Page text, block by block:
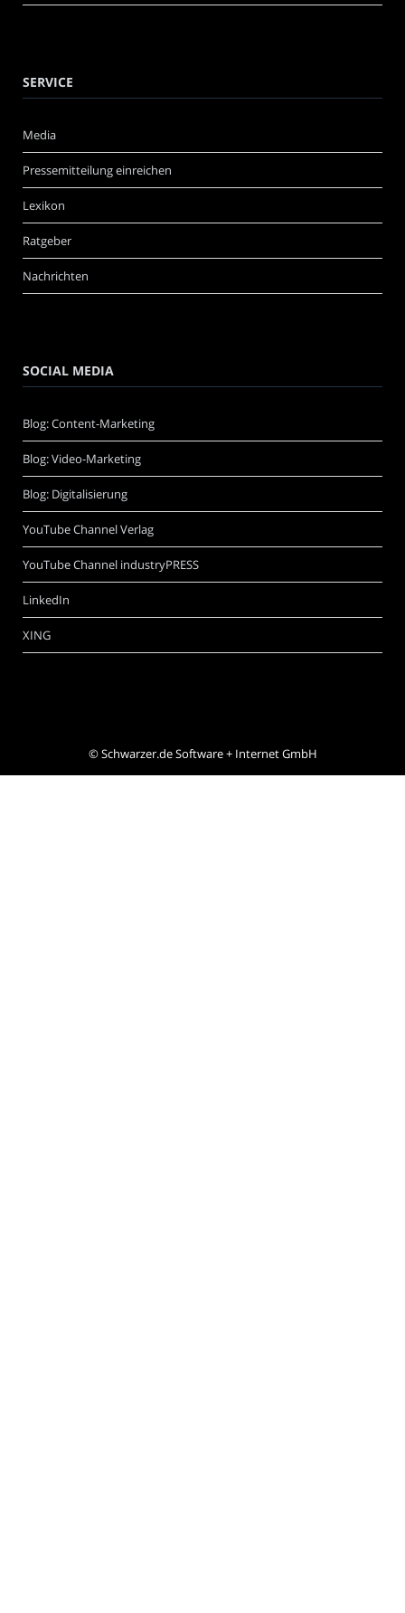
SERVICE
Media
Pressemitteilung einreichen
Lexikon
Ratgeber
Nachrichten
SOCIAL MEDIA
Blog: Content-Marketing
Blog: Video-Marketing
Blog: Digitalisierung
YouTube Channel Verlag
YouTube Channel industryPRESS
LinkedIn
XING
©Schwarzer.de Software + Internet GmbH